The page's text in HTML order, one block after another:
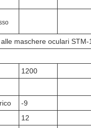
maschere oculari
1200
-9
12